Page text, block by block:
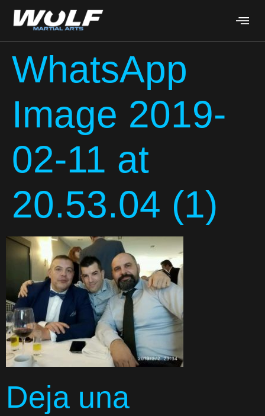
WhatsApp
Image 2019-
02-11 at
20.53.04 (1)
Deja una